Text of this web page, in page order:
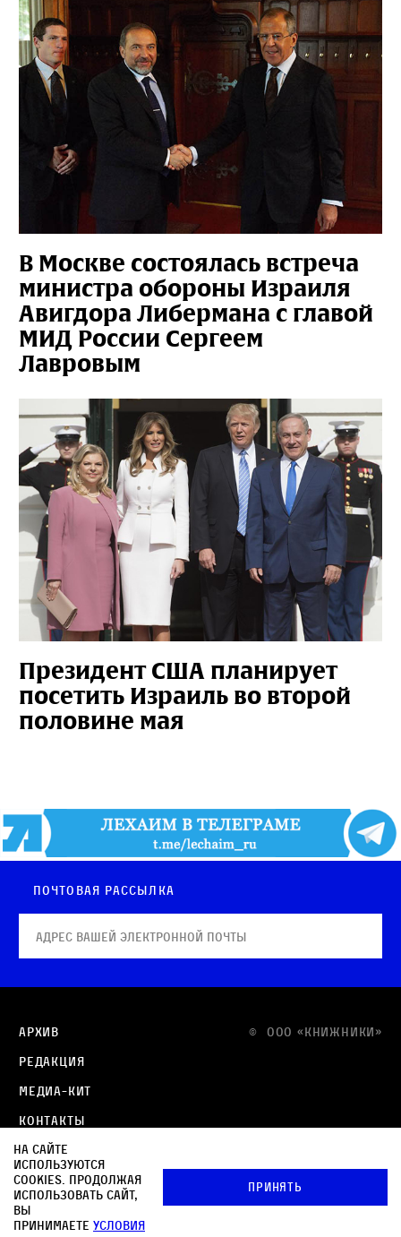
В Москве состоялась встреча
министра обороны Израиля
Авигдора Либермана с главой
МИД России Сергеем
Лавровым
Президент США планирует
посетить Израиль во второй
половине мая
Почтовая рассылка
© OOO «КНИЖНИКИ»
Архив
Редакция
Медиа-кит
Контакты
Политика в отношении обработки персональных
данных
Политика обработки файлов cookie
На сайте
используются
cookies. Продолжая
использовать сайт,
вы
принимаете условия
Принять